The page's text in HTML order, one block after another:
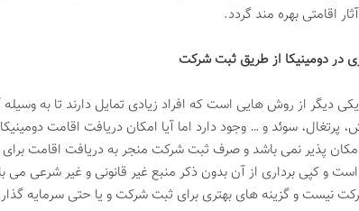
اقامتی بهره مند گردد.
در دومینیکا از طریق ثبت شرکت
دیگر از روش هایی است که افراد زیادی تمایل دارند تا به
پرتغال، سوئد و … وجود دارد اما آیا امکان دریافت اقامت
پذیر نمی باشد و صرف ثبت شرکت منجر به دریافت اقامت
و کپی برداری از آن بدون ذکر منبع غیر قانونی و غیر شرعی
نیست و گزینه های بهتری برای ثبت شرکت و یا حتی سرمایه